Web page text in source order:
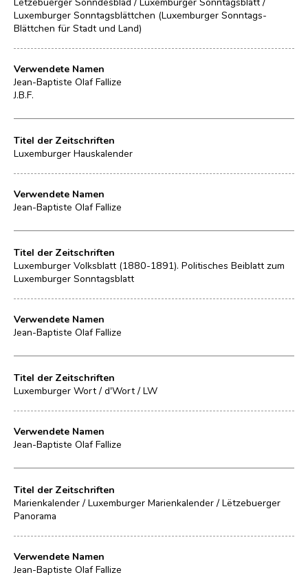
Luxemburger Sonntagsblättchen (Luxemburger Sonntags-
Blättchen für Stadt und Land)
Verwendete Namen
Jean-Baptiste Olaf Fallize
J.B.F.
Titel der Zeitschriften
Luxemburger Hauskalender
Verwendete Namen
Jean-Baptiste Olaf Fallize
Titel der Zeitschriften
Luxemburger Volksblatt (1880-1891). Politisches Beiblatt zum
Luxemburger Sonntagsblatt
Verwendete Namen
Jean-Baptiste Olaf Fallize
Titel der Zeitschriften
Luxemburger Wort / d'Wort / LW
Verwendete Namen
Jean-Baptiste Olaf Fallize
Titel der Zeitschriften
Marienkalender / Luxemburger Marienkalender / Lëtzebuerger
Panorama
Verwendete Namen
Jean-Baptiste Olaf Fallize